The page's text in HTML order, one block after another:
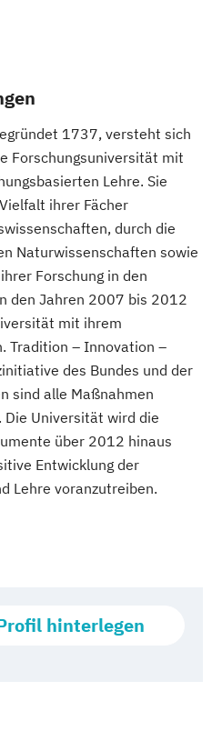
1737, versteht sich
Forschungsuniversität mit
Lehre. Sie
ihrer Fächer
durch die
Naturwissenschaften sowie
Forschung in den
den Jahren 2007 bis 2012
mit ihrem
Tradition – Innovation –
des Bundes und der
sind alle Maßnahmen
Die Universität wird die
über 2012 hinaus
Entwicklung der
Lehre voranzutreiben.
hinterlegen